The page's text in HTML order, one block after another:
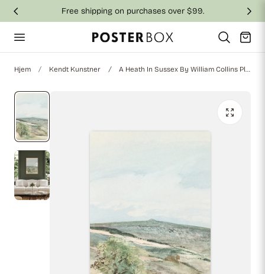
til indhold Free shipping on purchases over $99.
Vogn
Hjem Kendt Kunstner A Heath In Sussex By William Collins Plakat